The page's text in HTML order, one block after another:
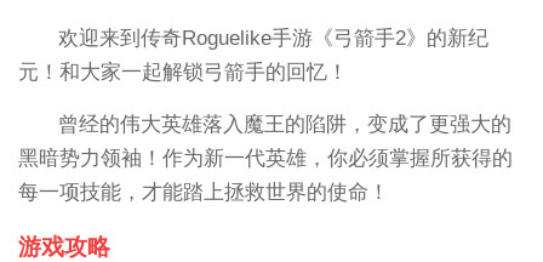
欢迎来到传奇Roguelike手游《弓箭手2》的新纪
元！和大家一起解锁弓箭手的回忆！
曾经的伟大英雄落入魔王的陷阱，变成了更强大的
黑暗势力领袖！作为新一代英雄，你必须掌握所获得的
每一项技能，才能踏上拯救世界的使命！
游戏攻略